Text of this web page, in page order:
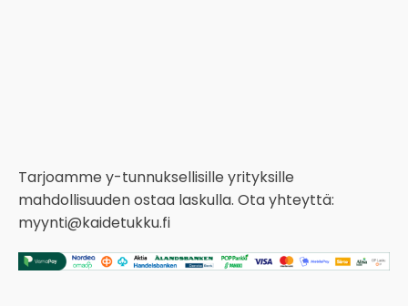
Tarjoamme y-tunnuksellisille yrityksille
mahdollisuuden ostaa laskulla. Ota yhteyttä:
myynti@kaidetukku.fi